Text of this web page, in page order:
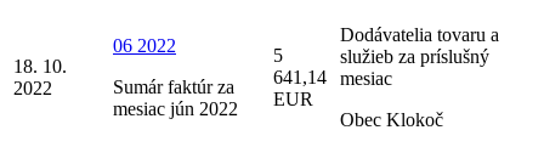
18. 10.
2022
06 2022
Sumár faktúr za
mesiac jún 2022
5
641,14
EUR
Dodávatelia tovaru a
služieb za príslušný
mesiac
Obec Klokoč